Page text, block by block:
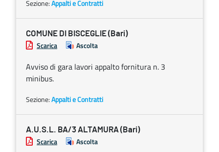
Sezione:Appalti e Contratti
COMUNE DI BISCEGLIE (Bari)
Scarica Ascolta
Avviso di gara lavori appalto fornitura n. 3
minibus.
Sezione:Appalti e Contratti
A.U.S.L. BA/3 ALTAMURA (Bari)
Scarica Ascolta